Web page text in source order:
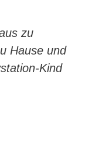
zu
Hause und
Kind